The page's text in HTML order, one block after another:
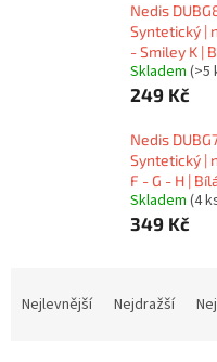
Nedis
Syntetický |
- Smiley K |
Skladem (>5
249 Kč
Nedis
Syntetický |
F - G - H |
Skladem (4
349 Kč
Nejlevnější Nejdražší